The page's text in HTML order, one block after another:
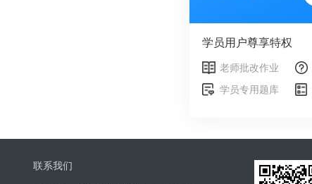
学员用户尊享特权
老师批改作业
学员专用题库
联系我们